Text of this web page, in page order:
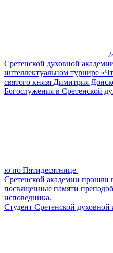
Сретенской духовной
интеллектуальном турнире
святого князя Димитрия
Богослужения в Сретенской
ю по Пятидесятнице
Сретенской академии прошли
посвященные памяти
исповедника.
Студент Сретенской